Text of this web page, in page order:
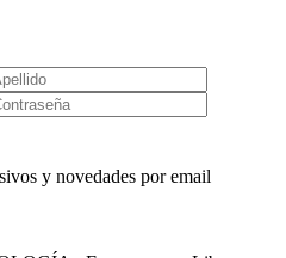
y novedades por email